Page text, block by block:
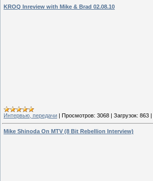
KROQ Inreview with Mike & Brad 02.08.10
Интервью, передачи Просмотров: 3068 Загрузок: 863
Mike Shinoda On MTV (8 Bit Rebellion Interview)